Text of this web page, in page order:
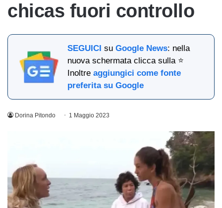
chicas fuori controllo
SEGUICI suGoogle News: nella
nuova schermata clicca sulla ⭐
Inoltreaggiungici come fonte
preferita su Google
Dorina Pitondo 1 Maggio 2023